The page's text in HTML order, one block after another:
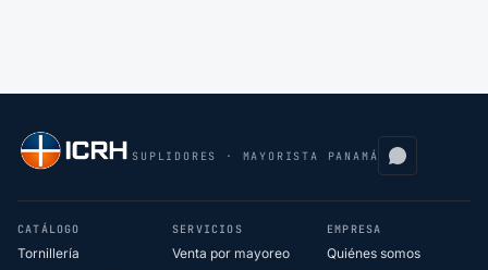
SUPLIDORES · MAYORISTA PANAMÁ
CATÁLOGO
Tornillería
SERVICIOS
Venta por mayoreo
EMPRESA
Quiénes somos